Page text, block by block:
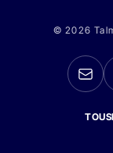
© 2026